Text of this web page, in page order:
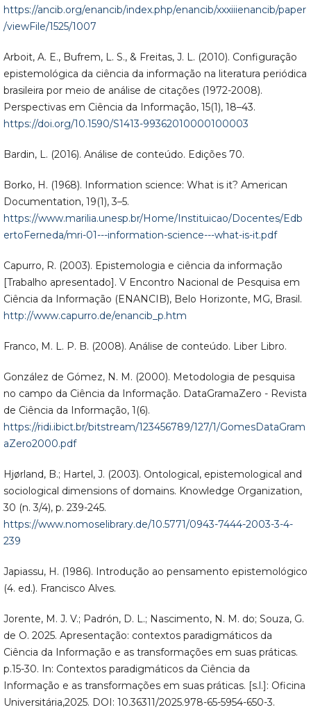
https://ancib.org/enancib/index.php/enancib/xxxiiienancib/paper
/viewFile/1525/1007
Arboit, A. E., Bufrem, L. S., & Freitas, J. L. (2010). Configuração
epistemológica da ciência da informação na literatura periódica
brasileira por meio de análise de citações (1972-2008).
Perspectivas em Ciência da Informação, 15(1), 18–43.
https://doi.org/10.1590/S1413-99362010000100003
Bardin, L. (2016). Análise de conteúdo. Edições 70.
Borko, H. (1968). Information science: What is it? American
Documentation, 19(1), 3–5.
https://www.marilia.unesp.br/Home/Instituicao/Docentes/Edb
ertoFerneda/mri-01---information-science---what-is-it.pdf
Capurro, R. (2003). Epistemologia e ciência da informação
[Trabalho apresentado]. V Encontro Nacional de Pesquisa em
Ciência da Informação (ENANCIB), Belo Horizonte, MG, Brasil.
http://www.capurro.de/enancib_p.htm
Franco, M. L. P. B. (2008). Análise de conteúdo. Liber Libro.
González de Gómez, N. M. (2000). Metodologia de pesquisa
no campo da Ciência da Informação. DataGramaZero - Revista
de Ciência da Informação, 1(6).
https://ridi.ibict.br/bitstream/123456789/127/1/GomesDataGram
aZero2000.pdf
Hjørland, B.; Hartel, J. (2003). Ontological, epistemological and
sociological dimensions of domains. Knowledge Organization,
30 (n. 3/4), p. 239-245.
https://www.nomoselibrary.de/10.5771/0943-7444-2003-3-4-
239
Japiassu, H. (1986). Introdução ao pensamento epistemológico
(4. ed.). Francisco Alves.
Jorente, M. J. V.; Padrón, D. L.; Nascimento, N. M. do; Souza, G.
de O. 2025. Apresentação: contextos paradigmáticos da
Ciência da Informação e as transformações em suas práticas.
p.15-30. In: Contextos paradigmáticos da Ciência da
Informação e as transformações em suas práticas. [s.l.]: Oficina
Universitária,2025. DOI: 10.36311/2025.978-65-5954-650-3.